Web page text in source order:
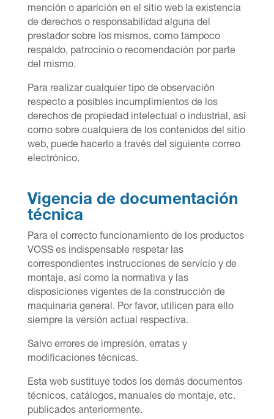
mención o aparición en el sitio web la existencia
de derechos o responsabilidad alguna del
prestador sobre los mismos, como tampoco
respaldo, patrocinio o recomendación por parte
del mismo.
Para realizar cualquier tipo de observación
respecto a posibles incumplimientos de los
derechos de propiedad intelectual o industrial, así
como sobre cualquiera de los contenidos del sitio
web, puede hacerlo a través del siguiente correo
electrónico.
Vigencia de documentación
técnica
Para el correcto funcionamiento de los productos
VOSS es indispensable respetar las
correspondientes instrucciones de servicio y de
montaje, así como la normativa y las
disposiciones vigentes de la construcción de
maquinaria general. Por favor, utilicen para ello
siempre la versión actual respectiva.
Salvo errores de impresión, erratas y
modificaciones técnicas.
Esta web sustituye todos los demás documentos
técnicos, catálogos, manuales de montaje, etc.
publicados anteriormente.